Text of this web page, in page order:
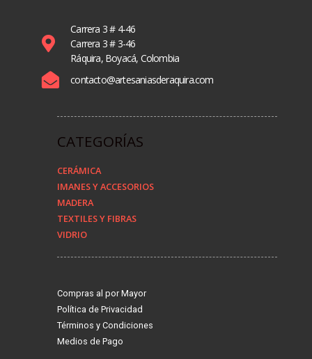
Carrera 3 # 4-46
Carrera 3 # 3-46
Ráquira, Boyacá, Colombia
contacto@artesaniasderaquira.com
CATEGORÍAS
CERÁMICA
IMANES Y ACCESORIOS
MADERA
TEXTILES Y FIBRAS
VIDRIO
Compras al por Mayor
Política de Privacidad
Términos y Condiciones
Medios de Pago